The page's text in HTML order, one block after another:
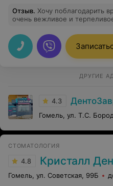
Отзыв. Хочу поблагодарить
очень вежливое и
успокаивать и подбадривать.
ДРУГИЕ
4.3
Гомель, ул. Т.С.
СТОМАТОЛОГИЯ
4.8 Кристалл
Гомель, ул. Советская, 99Б